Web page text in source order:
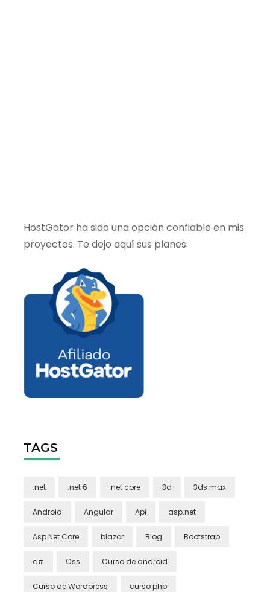
HostGator ha sido una opción confiable en mis
proyectos. Te dejo aquí sus planes.
TAGS
.net .net 6 .net core 3d 3ds max
Android Angular Api asp.net
Asp.Net Core blazor Blog Bootstrap
c# Css Curso de android
Curso de Wordpress curso php